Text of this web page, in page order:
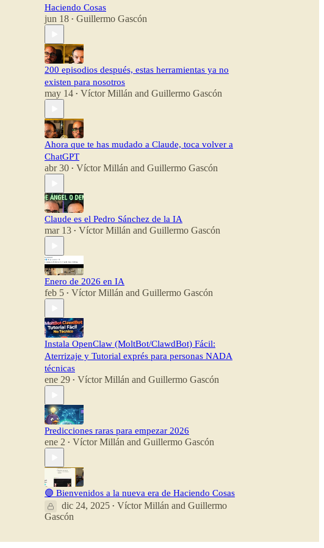
Haciendo Cosas
jun 18 • Guillermo Gascón
200 episodios después, estas herramientas ya no
existen para nosotros
may 14 • Víctor Millán and Guillermo Gascón
Ahora que te has mudado a Claude, toca volver a
ChatGPT
abr 30 • Víctor Millán and Guillermo Gascón
Claude es el Pedro Sánchez de la IA
mar 13 • Víctor Millán and Guillermo Gascón
Enero de 2026 en IA
feb 5 • Víctor Millán and Guillermo Gascón
Instala OpenClaw (MoltBot/ClawdBot) Fácil:
Aterrizaje y Tutorial exprés para personas NADA
técnicas
ene 29 • Víctor Millán and Guillermo Gascón
Predicciones raras para empezar 2026
ene 2 • Víctor Millán and Guillermo Gascón
🟣 Bienvenidos a la nueva era de Haciendo Cosas
dic 24, 2025 • Víctor Millán and Guillermo
Gascón